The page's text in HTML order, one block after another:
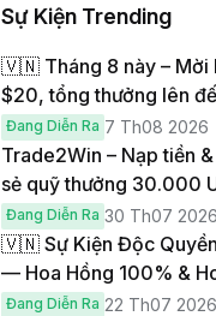
Sự Kiện Trending
🇻🇳 Tháng 8 này – Mời
$20, tổng thưởng lên
Đang Diễn Ra 7 Th08 2026
Trade2Win – Nạp tiền
sẻ quỹ thưởng 30.000
Đang Diễn Ra 30 Th07 2026
🇻🇳 Sự Kiện Độc
— Hoa Hồng 100% &
Đang Diễn Ra 22 Th07 2026